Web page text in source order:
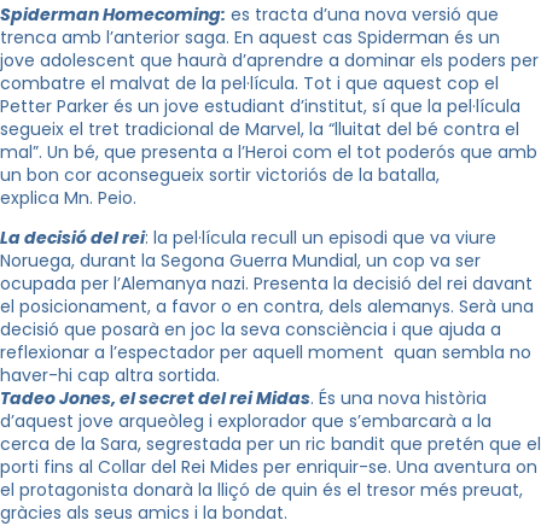
SpidermanHomecoming: es tracta d’una nova versió que
trenca amb l’anterior saga. En aquest cas Spiderman és un
jove adolescent que haurà d’aprendre a dominar els poders per
combatre el malvat de la pel·lícula. Tot i que aquest cop el
Petter Parker és un jove estudiant d’institut, sí que la pel·lícula
segueix el tret tradicional de Marvel, la “lluitat del bé contra el
mal”. Un bé, que presenta a l’Heroi com el tot poderós que amb
un bon cor aconsegueix sortir victoriós de la batalla,
explica Mn. Peio.
La decisió del rei: la pel·lícula recull un episodi que va viure
Noruega, durant la Segona Guerra Mundial, un cop va ser
ocupada per l’Alemanya nazi. Presenta la decisió del rei davant
el posicionament, a favor o en contra, dels alemanys. Serà una
decisió que posarà en joc la seva consciència i que ajuda a
reflexionar a l’espectador per aquell moment quan sembla no
haver-hi cap altra sortida.
TadeoJones, el secret del reiMidas. És una nova història
d’aquest jove arqueòleg i explorador que s’embarcarà a la
cerca de la Sara, segrestada per un ric bandit que pretén que el
porti fins al Collar del Rei Mides per enriquir-se. Una aventura on
el protagonista donarà la lliçó de quin és el tresor més preuat,
gràcies als seus amics i la bondat.